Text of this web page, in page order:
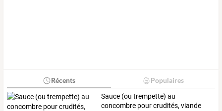
Récents Populaires
Sauce (ou trempette) au
concombre pourcrudités, viande